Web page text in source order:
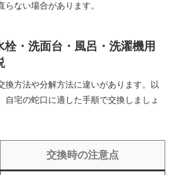
ない場合があります。
栓・洗面台・風呂・洗濯機用
換方法や分解方法に違いがあります。以
自宅の蛇口に適した手順で交換しましょ
交換時の注意点